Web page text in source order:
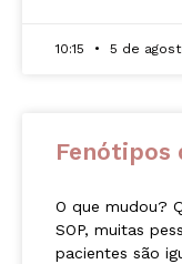
10:15 5 de
Fenótipos
O que mudou?
SOP, muitas
pacientes são